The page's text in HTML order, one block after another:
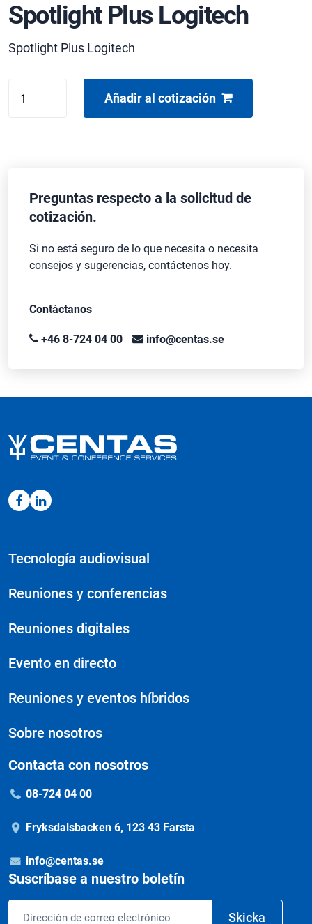
Spotlight Plus Logitech
Spotlight Plus Logitech
Plus
Añadir al cotización
Preguntas respecto a la solicitud de
cotización.
Si no está seguro de lo que necesita o necesita
consejos y sugerencias, contáctenos hoy.
Contáctanos
+46 8-724 04 00 info@centas.se
Tecnología audiovisual
Reuniones y conferencias
Reuniones digitales
Evento en directo
Reuniones y eventos híbridos
Sobre nosotros
Contacta con nosotros
08-724 04 00
Fryksdalsbacken 6, 123 43 Farsta
info@centas.se
Suscríbase a nuestro boletín
Skicka